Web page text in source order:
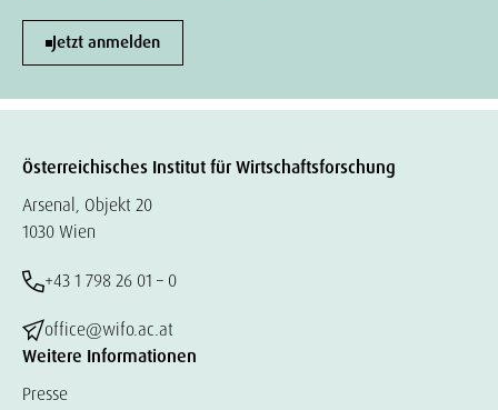
Jetzt anmelden
Österreichisches Institut für Wirtschaftsforschung
Arsenal, Objekt 20
1030 Wien
+43 1 798 26 01 – 0
office@wifo.ac.at
Weitere Informationen
Presse